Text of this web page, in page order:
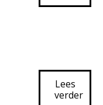
Lees
verder